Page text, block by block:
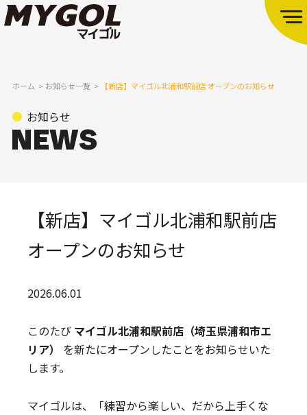
ホーム お知らせ一覧 【新店】マイゴル北浦和駅前店 オープンのお知らせ
お知らせ
【新店】マイゴル北浦和駅前店
オープンのお知らせ
2026.06.01
このたび マイゴル北浦和駅前店（埼玉県浦和市エ
リア）
を新たにオープンしたことをお知らせいた
します。
マイゴルは、「練習から楽しい、だから上手くな